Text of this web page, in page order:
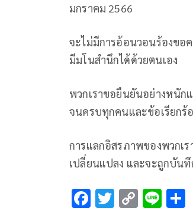
มกราคม 2566
จะไม่มีการอ้อนวอนร้องขอ
มีมโนสำนึกได้ด้วยตนเอง
พวกเราขอยืนยันอย่างหนัก
จนครบทุกคนและข้อเรียกร้
การแลกอิสรภาพของพวกเ
เปลี่ยนแปลง และจะถูกบันทึ
F T C Li